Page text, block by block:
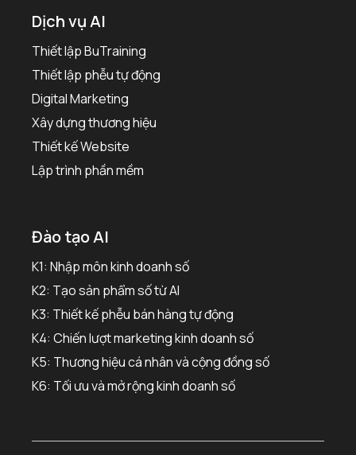
Dịch vụ AI
Thiết lập BuTraining
Thiết lập phễu tự động
Digital Marketing
Xây dựng thương hiệu
Thiết kế Website
Lập trình phần mềm
Đào tạo AI
K1: Nhập môn kinh doanh số
K2: Tạo sản phẩm số từ AI
K3: Thiết kế phễu bán hàng tự động
K4: Chiến lượt marketing kinh doanh số
K5: Thương hiệu cá nhân và cộng đồng số
K6: Tối ưu và mở rộng kinh doanh số